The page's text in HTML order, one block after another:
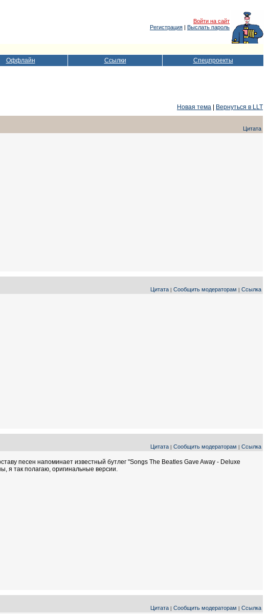
Войти на сайт
Регистрация | Выслать пароль
Оффлайн Ссылки Спецпроекты
Новая тема
Вернуться в LLT
Цитата
Цитата | Сообщить модераторам | Ссылка
Цитата | Сообщить модераторам | Ссылка
песен напоминает известный бутлег "Songs The Beatles Gave Away - Deluxe
я так полагаю, оригинальные версии.
Цитата | Сообщить модераторам | Ссылка